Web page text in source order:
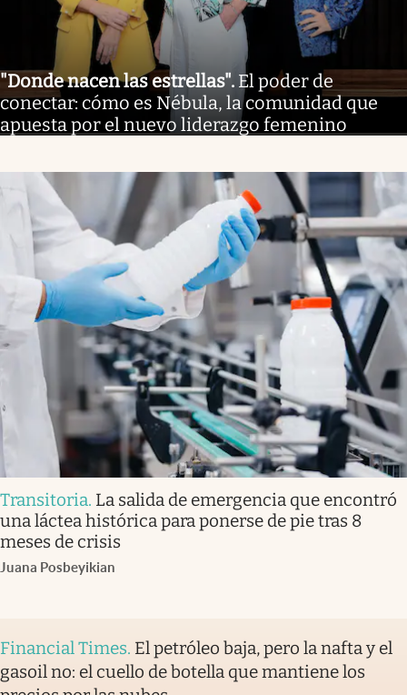
"Donde nacen las estrellas". El poder de
conectar: cómo es Nébula, la comunidad que
apuesta por el nuevo liderazgo femenino
Transitoria. La salida de emergencia que encontró
una láctea histórica para ponerse de pie tras 8
meses de crisis
Juana Posbeyikian
Financial Times. El petróleo baja, pero la nafta y el
gasoil no: el cuello de botella que mantiene los